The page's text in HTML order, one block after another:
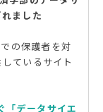
ました
の保護者を対
ているサイト
「データサイエ